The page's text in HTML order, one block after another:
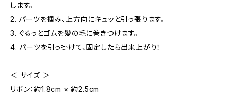
します。
2. パーツを掴み、上方向にキュッと引っ張ります。
3. ぐるっとゴムを髪の毛に巻きつけます。
4. パーツを引っ掛けて、固定したら出来上がり！
＜ サイズ ＞
リボン：約1.8cm × 約2.5cm